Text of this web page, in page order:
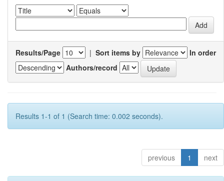
Results/Page | Sort items by
In order
Authors/record
Results 1-1 of 1 (Search time: 0.002 seconds).
previous 1 next